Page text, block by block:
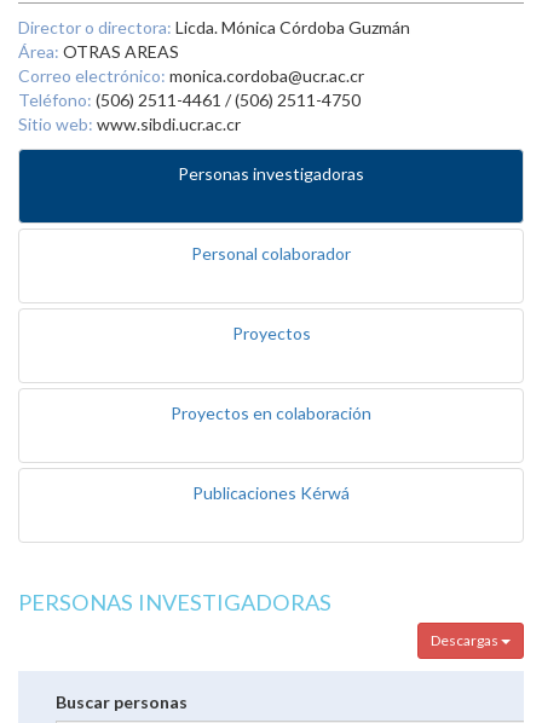
Director o directora: Licda. Mónica Córdoba Guzmán
Área: OTRAS AREAS
Correo electrónico: monica.cordoba@ucr.ac.cr
Teléfono: (506) 2511-4461 / (506) 2511-4750
Sitio web: www.sibdi.ucr.ac.cr
Personas investigadoras
Personal colaborador
Proyectos
Proyectos en colaboración
Publicaciones Kérwá
PERSONAS INVESTIGADORAS
Descargas
Buscar personas